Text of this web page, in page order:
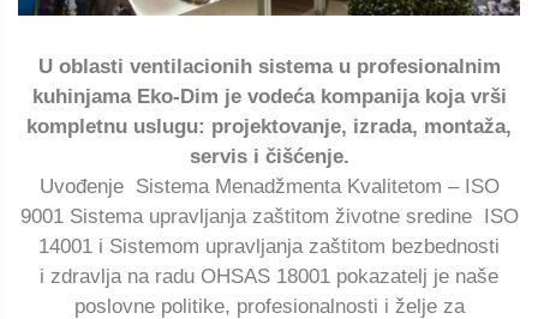
U oblasti ventilacionih sistema u profesionalnim
kuhinjama Eko-Dim je vodeća kompanija koja vrši
kompletnu uslugu: projektovanje, izrada, montaža,
servis i čišćenje.
Uvođenje Sistema Menadžmenta Kvalitetom – ISO
9001 Sistema upravljanja zaštitom životne sredine ISO
14001 i Sistemom upravljanja zaštitom bezbednosti
i zdravlja na radu OHSAS 18001 pokazatelj je naše
poslovne politike, profesionalnosti i želje za